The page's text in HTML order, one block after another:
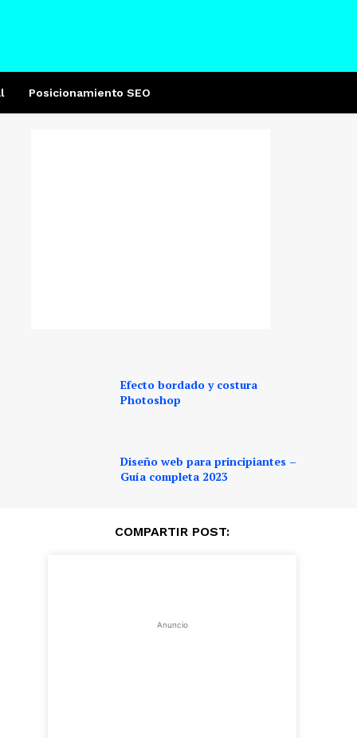
Posicionamiento SEO
Efecto bordado y costura
Photoshop
Diseño web para principiantes –
Guía completa 2023
COMPARTIR POST:
Anuncio